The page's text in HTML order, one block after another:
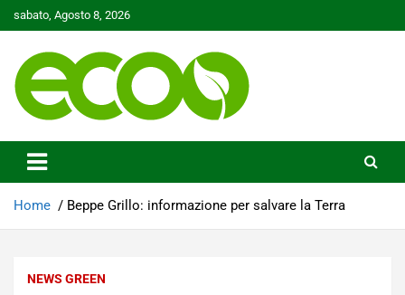
to
sabato, Agosto 8, 2026
Ecoo.it
Home Beppe Grillo: informazione per salvare la Terra
NEWS GREEN